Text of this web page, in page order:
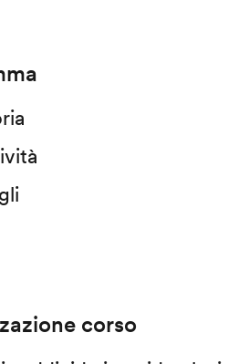
corso